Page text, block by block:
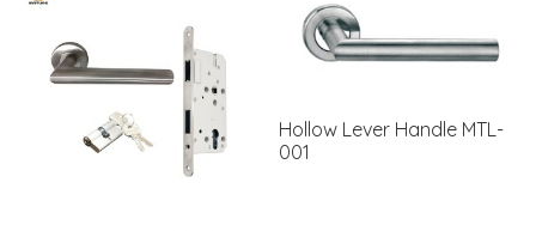
Hollow Lever Handle MTL-
001